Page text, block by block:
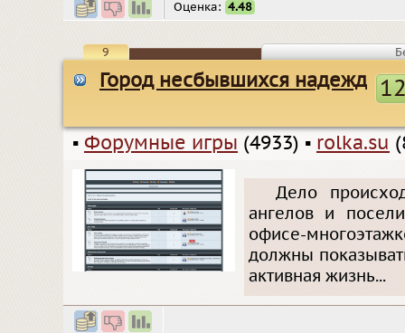
Оценка: 4.48
9
Город несбывшихся надежд
▪ Форумные игры (4933) ▪ rolka.su
Дело
ангелов и
офисе-
должны
активная жизнь...